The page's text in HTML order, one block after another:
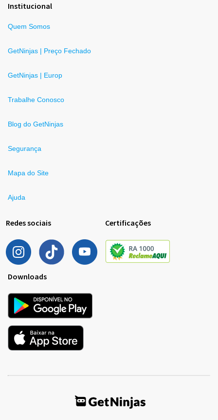
Institucional
Quem Somos
GetNinjas | Preço Fechado
GetNinjas | Europ
Trabalhe Conosco
Blog do GetNinjas
Segurança
Mapa do Site
Ajuda
Redes sociais Certificações
Downloads